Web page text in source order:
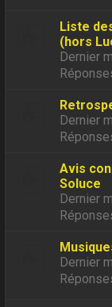
Liste
(hors
Dernier
Dernier
Avis
Soluce
Dernier
Dernier